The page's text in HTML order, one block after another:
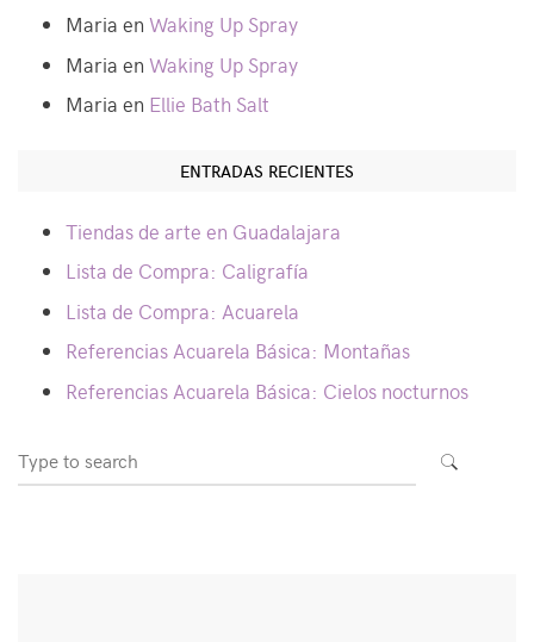
Maria en Waking Up Spray
Maria en Waking Up Spray
Maria en Ellie Bath Salt
ENTRADAS RECIENTES
Tiendas de arte en Guadalajara
Lista de Compra: Caligrafía
Lista de Compra: Acuarela
Referencias Acuarela Básica: Montañas
Referencias Acuarela Básica: Cielos nocturnos
Search
for:
SEARCH